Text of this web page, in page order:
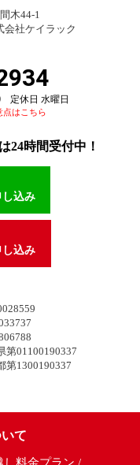
木44-1
会社ケイラック
定休日 水曜日
はこちら
24時間受付中！
込み
込み
第01100190337
第1300190337
て